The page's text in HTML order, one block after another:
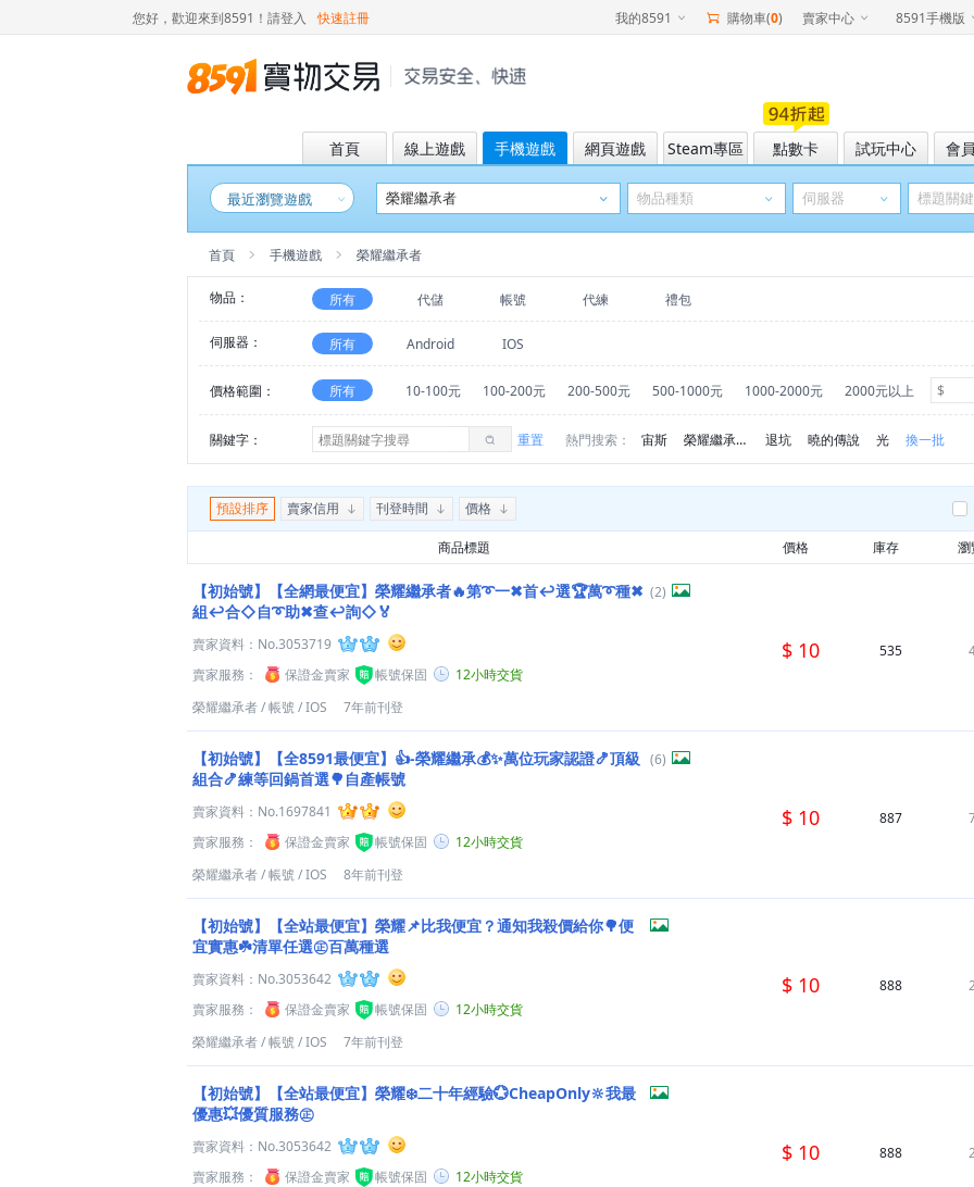
您好，歡迎來到8591！ 請登入 快速註冊 我的8591 購物車(0) 賣家中心 8591手機版
首頁 線上遊戲 手機遊戲 網頁遊戲 Steam專區 點數卡 試玩中心 會
最近瀏覽遊戲
首頁 手機遊戲 榮耀繼承者
物品： 所有 代儲 帳號 代練 禮包
伺服器： 所有 Android IOS
價格範圍： 所有 10-100元 100-200元 200-500元 500-1000元 1000-2000元 2000元以上
關鍵字： 重置 熱門搜索： 宙斯 榮耀繼承者ec 退坑 曉的傳說 光 換一批
預設排序 賣家信用 刊登時間 價格
商品標題 價格 庫存 瀏
【初始號】【全網最便宜】榮耀繼承者🔥第➰一✖首↩選🏆萬➰種✖
組↩合◇自➰助✖查↩詢◇🏅
(2)
賣家資料： No.3053719
賣家服務：
保證金賣家 帳號保固
12小時交貨
榮耀繼承者/帳號/IOS 7年前刊登
$ 10 535
【初始號】【全8591最便宜】👍-榮耀繼承💰✨萬位玩家認證🍤頂級
組合🍤練等回鍋首選🌳自產帳號
(6)
賣家資料： No.1697841
賣家服務：
保證金賣家 帳號保固
12小時交貨
榮耀繼承者/帳號/IOS 8年前刊登
$ 10 887
【初始號】【全站最便宜】榮耀📌比我便宜？通知我殺價給你🌳便
宜實惠☘️清單任選㊣百萬種選
賣家資料： No.3053642
賣家服務：
保證金賣家 帳號保固
12小時交貨
榮耀繼承者/帳號/IOS 7年前刊登
$ 10 888
【初始號】【全站最便宜】榮耀❄️二十年經驗💮CheapOnly🔆我最
優惠💥優質服務㊣
賣家資料： No.3053642
賣家服務：
保證金賣家 帳號保固
12小時交貨
$ 10 888